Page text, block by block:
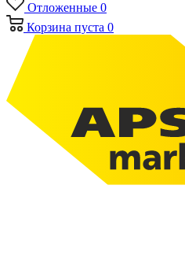
Отложенные 0
Корзина пуста 0